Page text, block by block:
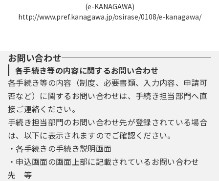
(e-KANAGAWA)
http://www.pref.kanagawa.jp/osirase/0108/e-kanagawa/
お問い合わせ
各手続き等の内容に関するお問い合わせ
各手続き等の内容（制度、必要書類、入力内容、申請可
否など）に関するお問い合わせは、手続き担当部門へ直
接ご連絡ください。
手続き担当部門のお問い合わせ先が登録されている場合
は、以下に表示されますのでご確認ください。
・各手続きの手続き説明画面
・申込画面の画面上部に記載されているお問い合わせ
先 等